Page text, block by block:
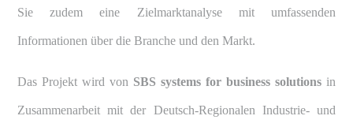
Sie zudem eine Zielmarktanalyse mit umfassenden
Informationen über die Branche und den Markt.
Das Projekt wird von SBS systems for business solutionsin
Zusammenarbeit mit der Deutsch-Regionalen Industrie- und